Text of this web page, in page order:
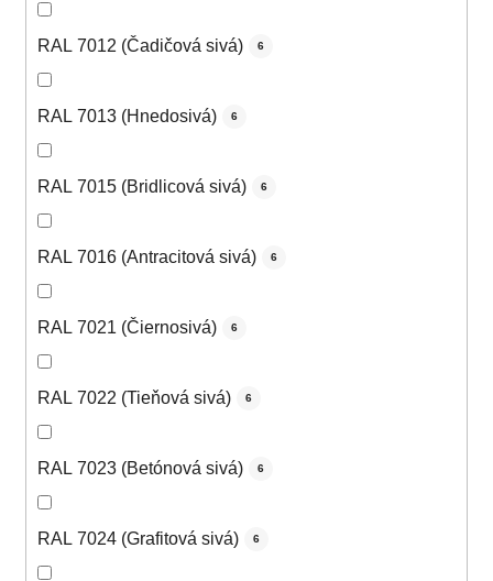
RAL 7012 (Čadičová sivá) 6
RAL 7013 (Hnedosivá) 6
RAL 7015 (Bridlicová sivá) 6
RAL 7016 (Antracitová sivá) 6
RAL 7021 (Čiernosivá) 6
RAL 7022 (Tieňová sivá) 6
RAL 7023 (Betónová sivá) 6
RAL 7024 (Grafitová sivá) 6